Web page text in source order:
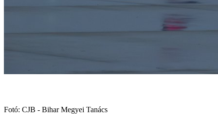
Fotó: CJB - Bihar Megyei Tanács